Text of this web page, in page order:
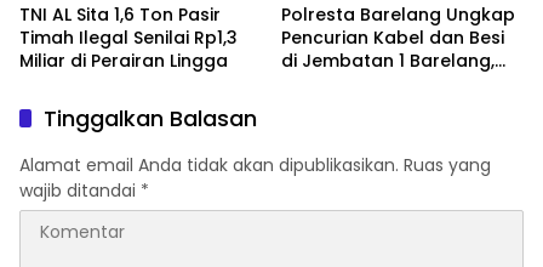
TNI AL Sita 1,6 Ton Pasir
Timah Ilegal Senilai Rp1,3
Miliar di Perairan Lingga
Polresta Barelang Ungkap
Pencurian Kabel dan Besi
di Jembatan 1 Barelang,
Tinggalkan Balasan
Alamat email Anda tidak akan dipublikasikan. Ruas yang
wajib ditandai *